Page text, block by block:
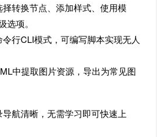
转换节点、添加样式、使用模
项。
行CLI模式，可编写脚本实现无人
中提取图片资源，导出为常见图
航清晰，无需学习即可快速上